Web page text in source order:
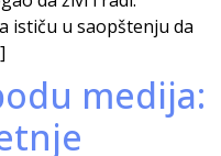
ističu u saopštenju da
medija: